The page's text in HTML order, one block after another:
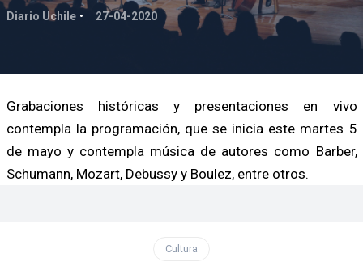
Diario Uchile 27-04-2020
Grabaciones históricas y presentaciones en vivo
contempla la programación, que se inicia este martes 5
de mayo y contempla música de autores como Barber,
Schumann, Mozart, Debussy y Boulez, entre otros.
Cultura